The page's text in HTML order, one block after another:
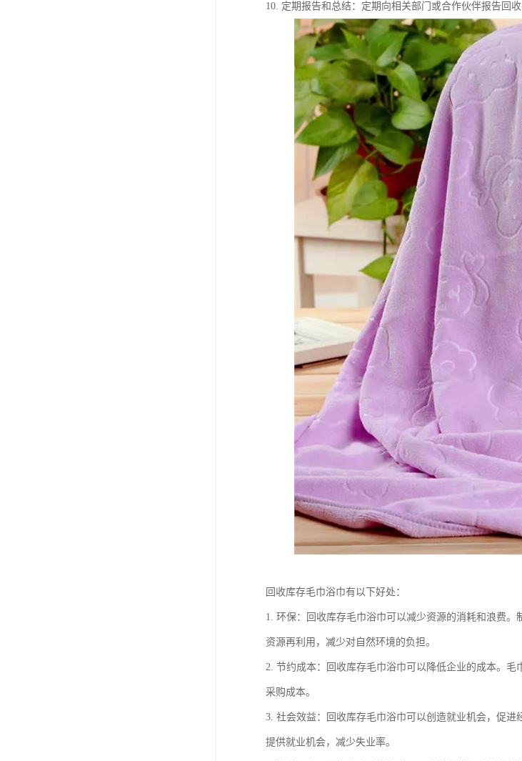
10. 定期报告和总结：定期向相关部门或合作伙伴报告回
回收库存毛巾浴巾有以下好处：
1. 环保：回收库存毛巾浴巾可以减少资源的消耗和浪费
资源再利用，减少对自然环境的负担。
2. 节约成本：回收库存毛巾浴巾可以降低企业的成本。
采购成本。
3. 社会效益：回收库存毛巾浴巾可以创造就业机会，促
提供就业机会，减少失业率。